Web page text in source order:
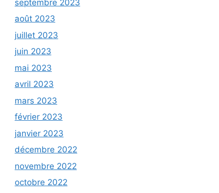
septembre 2023
août 2023
juillet 2023
juin 2023
mai 2023
avril 2023
mars 2023
février 2023
janvier 2023
décembre 2022
novembre 2022
octobre 2022